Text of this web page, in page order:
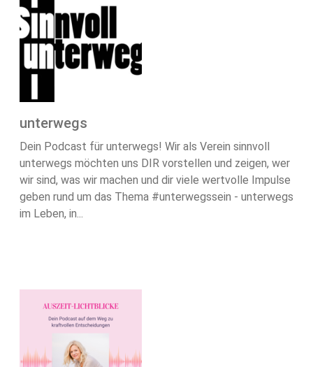
unterwegs
Dein Podcast für unterwegs! Wir als Verein sinnvoll
unterwegs möchten uns DIR vorstellen und zeigen, wer
wir sind, was wir machen und dir viele wertvolle Impulse
geben rund um das Thema #unterwegssein - unterwegs
im Leben, in...